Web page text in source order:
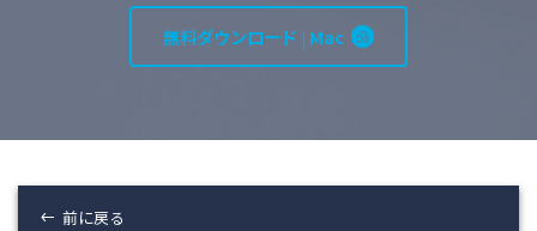
すべての機能を確認
Recoveritをよりよく活用無料ダウンロード | Mac
前に戻る